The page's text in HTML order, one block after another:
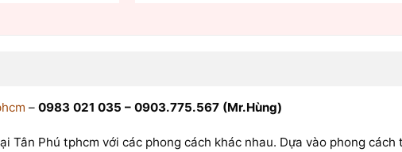
– 0983 021 035 – 0903.775.567 (Mr.Hùng)
Tân Phú tphcm với các phong cách khác nhau. Dựa vào phong